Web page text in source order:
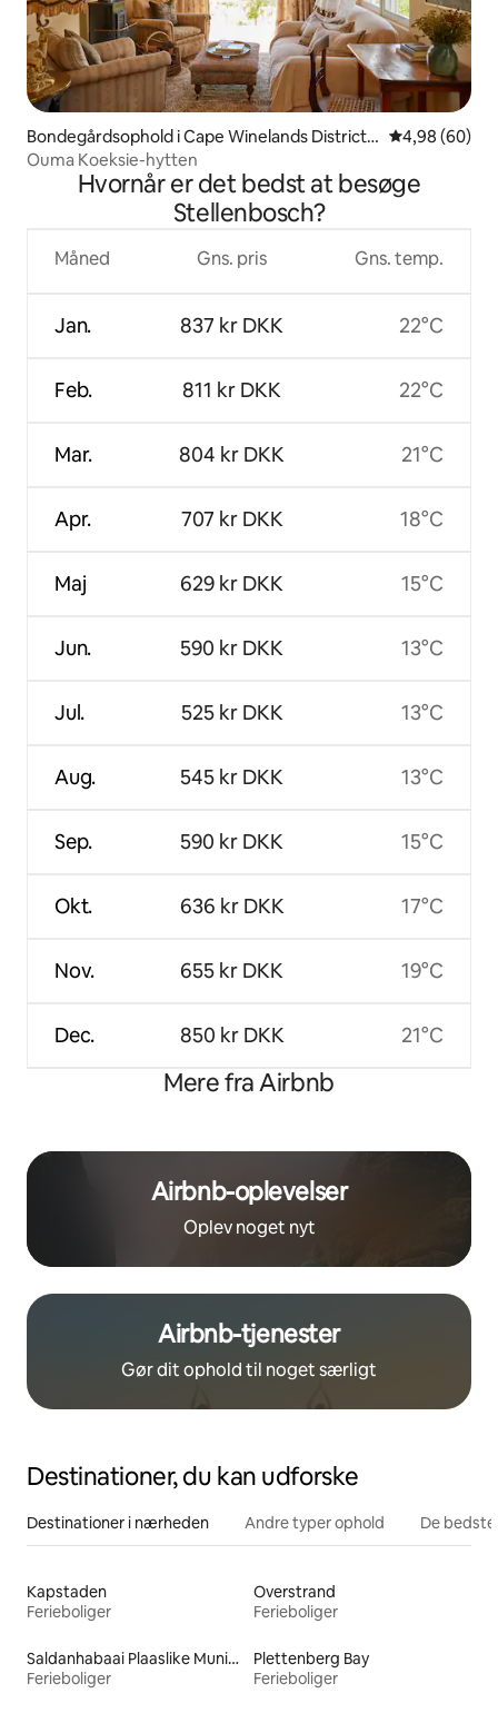
Bondegårdsophold i Cape Winelands District
Municipality
4,98 ud af 5 i
4,98 (60)
Ouma Koeksie-hytten
Hvornår er det bedst at besøge
Stellenbosch?
Måned
Jan.
Feb.
Mar.
Apr.
Maj
Jun.
Jul.
Aug.
Sep.
Okt.
Nov.
Dec.
Gns. pris
837 kr DKK
811 kr DKK
804 kr DKK
707 kr DKK
629 kr DKK
590 kr DKK
525 kr DKK
545 kr DKK
590 kr DKK
636 kr DKK
655 kr DKK
850 kr DKK
Gns. temp.
22°C
22°C
21°C
18°C
15°C
13°C
13°C
13°C
15°C
17°C
19°C
21°C
Mere fra Airbnb
Airbnb-oplevelser
Oplev noget nyt
Airbnb-tjenester
Gør dit ophold til noget særligt
Destinationer, du kan udforske
Destinationer i nærheden Andre typer ophold De
Kapstaden
Ferieboliger
Overstrand
Ferieboliger
Saldanhabaai Plaaslike Munisipaliteit
Ferieboliger
Plettenberg Bay
Ferieboliger